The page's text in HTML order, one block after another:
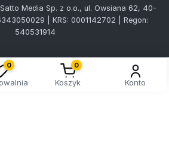
Media Sp. z o.o., ul. Owsiana 62, 40-
| KRS: 0001142702 | Regon:
540531914
0 0
Koszyk Konto